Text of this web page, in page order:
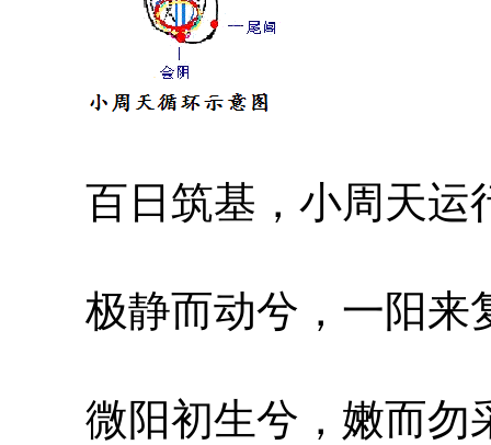
百日筑基，小周天运
极静而动兮，一阳来
微阳初生兮，嫩而勿